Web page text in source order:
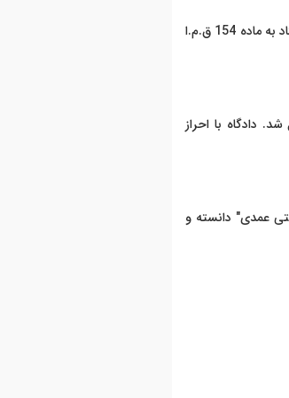
در پرونده‌ای، متهم پس از مصرف اختیاری مشروبات الکلی و درگیری با مقتول، مرتکب قتل شد. دادگاه با استناد به ماده 154 ق.م.ا
دادگاه با احراز
عمدی" دانسته و